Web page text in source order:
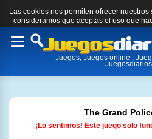
Las cookies nos permiten ofrecer
consideramos que aceptas el uso que
cookies.
Toggle
Juegos, Juegos online ,
The Grand
¡Lo sentimos! Este juego solo